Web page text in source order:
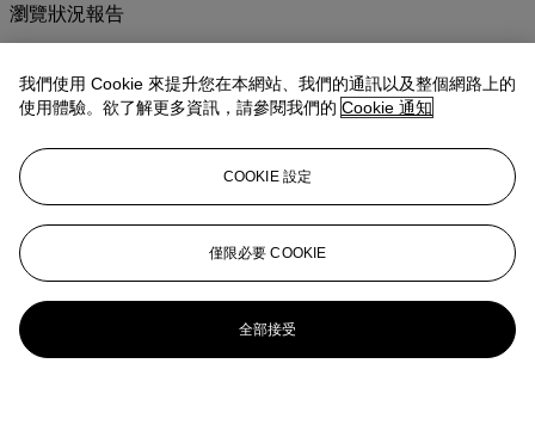
瀏覽狀況報告
更多來自<strong>佳士得家居精品－雅
室清韻</strong>
查看全部
查看全部
我們使用 Cookie 來提升您在本網站、我們的通訊以及整個網路上的
使用體驗。欲了解更多資訊，請參閱我們的 Cookie 通知
COOKIE 設定
僅限必要 COOKIE
全部接受